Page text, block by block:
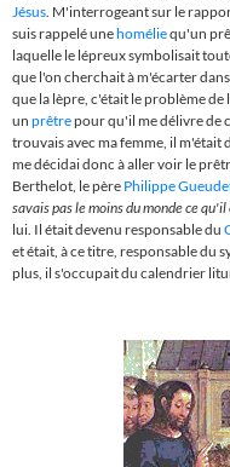
Jésus . M'interrogeant sur le
suis rappelé unehoméliequ'un
laquelle le lépreux symbolisait
que l'on cherchait à m'écarter
que la lèpre, c'était le problème
un prêtrepour qu'il me délivre de
trouvais avec ma femme, il
me décidai donc à aller voir le
Berthelot, le père Philippe
savais pas le moins du monde ce
lui. Il était devenu responsable du
et était, à ce titre, responsable du
plus, il s'occupait du calendrier